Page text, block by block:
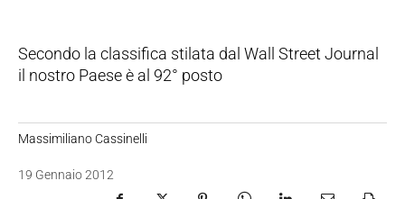
Secondo la classifica stilata dal Wall Street Journal
il nostro Paese è al 92° posto
Massimiliano Cassinelli
19 Gennaio 2012